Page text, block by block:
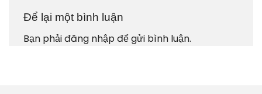
Để lại một bình luận
Bạn phảiđăng nhậpđể gửi bình luận.